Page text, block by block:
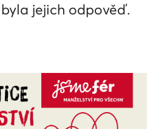
jejich odpověď.